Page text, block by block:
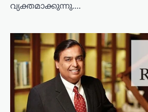
വ്യക്തമാക്കുന്നു.…